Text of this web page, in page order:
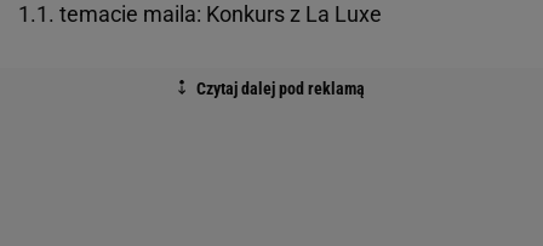
1.1. temacie maila: Konkurs z La Luxe